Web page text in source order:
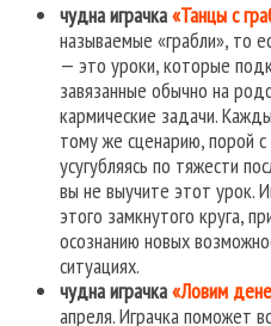
чудна играчка«Танцы с
называемые «грабли», то
— это уроки, которые
завязанные обычно на
кармические задачи.
тому же сценарию, порой
усугубляясь по тяжести
вы не выучите этот урок.
этого замкнутого круга,
осознанию новых
ситуациях.
чудна играчка«Ловим
апреля. Играчка поможет